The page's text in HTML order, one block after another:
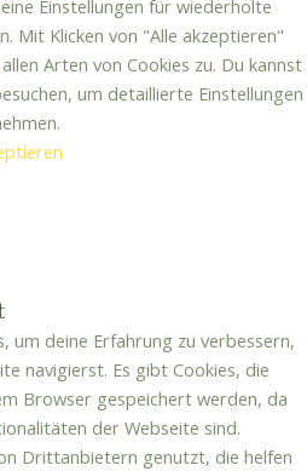
Einstellungen für wiederholte
Mit Klicken von "Alle akzeptieren"
Arten von Cookies zu. Du kannst
um detaillierte Einstellungen
um deine Erfahrung zu verbessern,
navigierst. Es gibt Cookies, die
Browser gespeichert werden, da
der Webseite sind.
Drittanbietern genutzt, die helfen